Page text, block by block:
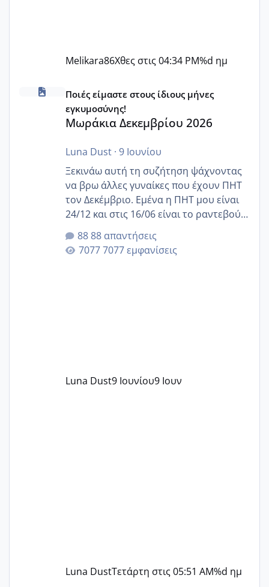
Melikara86Χθες στις 04:34 PM%d ημ
Μωράκια Δεκεμβρίου 2026
Ποιές είμαστε στους ίδιους μήνες
εγκυμοσύνης!
Μωράκια Δεκεμβρίου 2026
Luna Dust· 9 Ιουνίου
Ξεκινάω αυτή τη συζήτηση ψάχνοντας
να βρω άλλες γυναίκες που έχουν ΠΗΤ
τον Δεκέμβριο. Εμένα η ΠΗΤ μου είναι
24/12 και στις 16/06 είναι το ραντεβού
της αυχενικής διαφάνειας. Έχω αρκετό
άγχος και οι μέρες δεν φαίνεται να
περνάνε με τίποτα.
88 απαντήσεις
7077 εμφανίσεις
Luna Dust9 Ιουνίου9 Ιουν
Luna DustΤετάρτη στις 05:51 AM%d ημ